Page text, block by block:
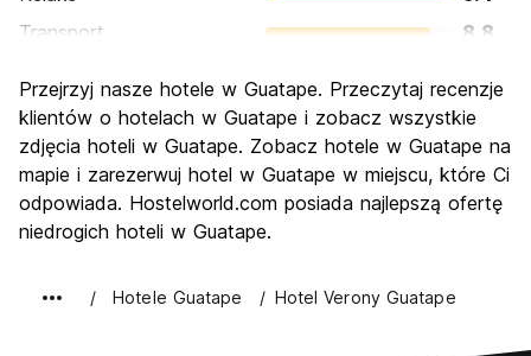
Transport
8.8
Kultura
8.3
Imprezy
6.2
Najlepsza wartość
9.1
Przejrzyj nasze hotele w Guatape. Przeczytaj recenzje
klientów o hotelach w Guatape i zobacz wszystkie
zdjęcia hoteli w Guatape. Zobacz hotele w Guatape na
mapie i zarezerwuj hotel w Guatape w miejscu, które Ci
odpowiada. Hostelworld.com posiada najlepszą ofertę
niedrogich hoteli w Guatape.
Hotele Guatape Hotel Verony Guatape